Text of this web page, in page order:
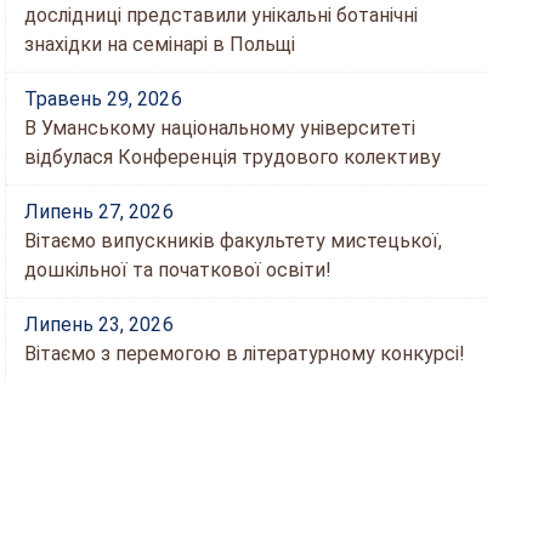
дослідниці представили унікальні ботанічні
знахідки на семінарі в Польщі
Травень 29, 2026
В Уманському національному університеті
відбулася Конференція трудового колективу
Липень 27, 2026
Вітаємо випускників факультету мистецької,
дошкільної та початкової освіти!
Липень 23, 2026
Вітаємо з перемогою в літературному конкурсі!